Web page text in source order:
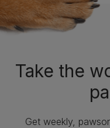
Take the
Get weekly,